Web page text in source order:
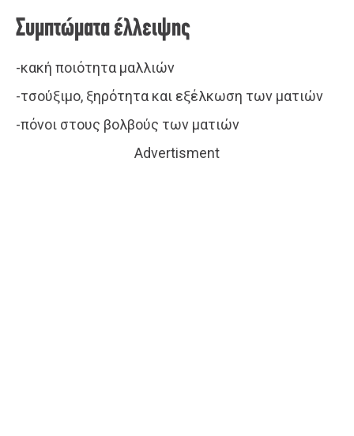
Συμπτώματα έλλειψης
-κακή ποιότητα μαλλιών
-τσούξιμο, ξηρότητα και εξέλκωση των ματιών
-πόνοι στους βολβούς των ματιών
Advertisment